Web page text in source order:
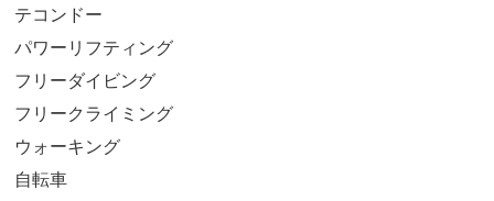
テコンドー
パワーリフティング
フリーダイビング
フリークライミング
ウォーキング
自転車